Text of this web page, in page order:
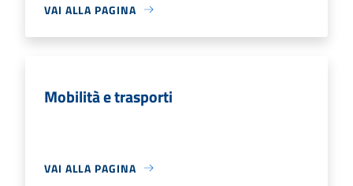
VAI ALLA PAGINA
Mobilità e trasporti
VAI ALLA PAGINA